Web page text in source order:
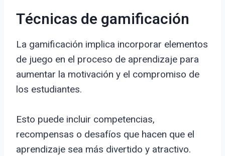
Técnicas de gamificación
La gamificación implica incorporar elementos
de juego en el proceso de aprendizaje para
aumentar la motivación y el compromiso de
los estudiantes.
Esto puede incluir competencias,
recompensas o desafíos que hacen que el
aprendizaje sea más divertido y atractivo.